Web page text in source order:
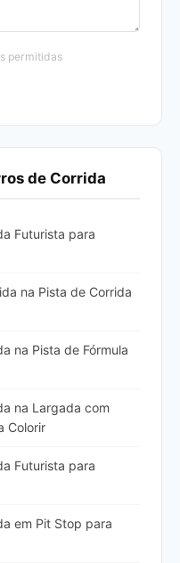
permitidas
de Corrida
Futurista para
na Pista de Corrida
na Pista de Fórmula
na Largada com
Colorir
Futurista para
em Pit Stop para